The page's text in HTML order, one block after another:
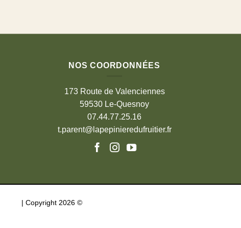
NOS COORDONNÉES
173 Route de Valenciennes
59530 Le-Quesnoy
07.44.77.25.16
t.parent@lapepinieredufruitier.fr
| Copyright 2026 ©